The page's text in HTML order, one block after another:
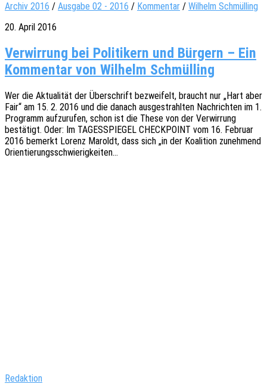
Archiv 2016 / Ausgabe 02 - 2016 / Kommentar / Wilhelm Schmülling
20. April 2016
Ver­wir­rung bei Poli­ti­kern und Bür­gern – Ein
Kom­men­tar von Wil­helm Schmülling
Wer die Aktua­li­tät der Über­schrift bezwei­felt, braucht nur „Hart aber
Fair“ am 15. 2. 2016 und die danach ausge­strahl­ten Nach­rich­ten im 1.
Programm aufzu­ru­fen, schon ist die These von der Verwir­rung
bestä­tigt. Oder: Im TAGESSPIEGEL CHECKPOINT vom 16. Febru­ar
2016 bemerkt Lorenz Maroldt, dass sich „in der Koali­ti­on zuneh­mend
Orientierungsschwierigkeiten…
Redaktion